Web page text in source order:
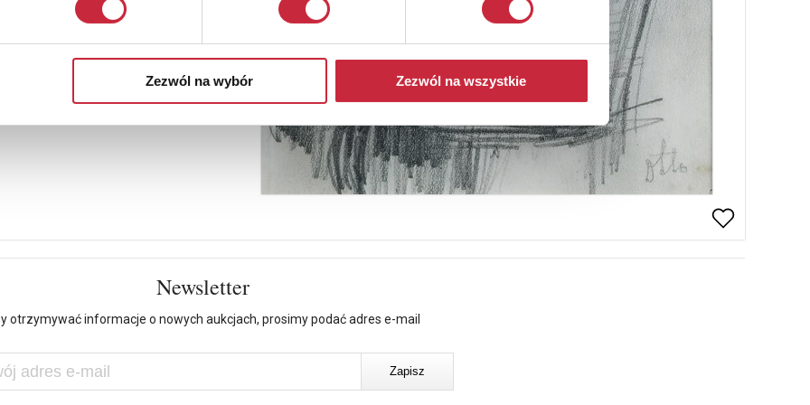
Zezwól na wybór Zezwól na wszystkie
Newsletter
otrzymywać informacje o nowych aukcjach, prosimy podać adres e-mail